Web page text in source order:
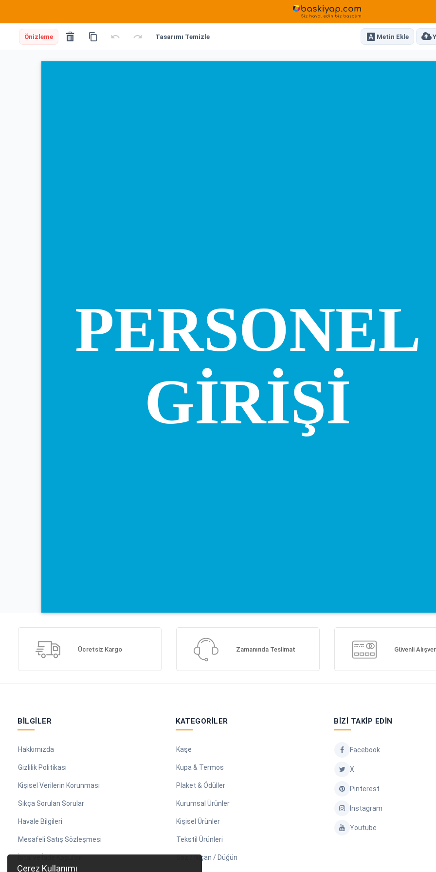
Önizleme Tasarımı Temizle Metin Ekle
Ücretsiz Kargo Zamanında Teslimat Güvenli
BILGILER
Hakkımızda
Gizlilik Politikası
Kişisel Verilerin Korunması
Sıkça Sorulan Sorular
Havale Bilgileri
Mesafeli Satış Sözleşmesi
KATEGORILER
Kaşe
Kupa & Termos
Plaket & Ödüller
Kurumsal Ürünler
Kişisel Ürünler
Tekstil Ürünleri
Söz / Nişan / Düğün
BIZI TAKIP EDIN
Facebook
X
Pinterest
Instagram
Youtube
Çerez Kullanımı